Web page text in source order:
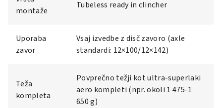
montaže
Tubeless ready in clincher
Uporaba
zavor
Vsaj izvedbe z disč zavoro (axle
standardi: 12×100/12×142)
Teža
kompleta
Povprečno težji kot ultra-superlaki
aero kompleti (npr. okoli 1 475-1
650 g)